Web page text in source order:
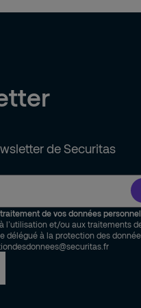
de Securitas
de vos données
l’utilisation et/ou aux traitements
délégué à la protection des